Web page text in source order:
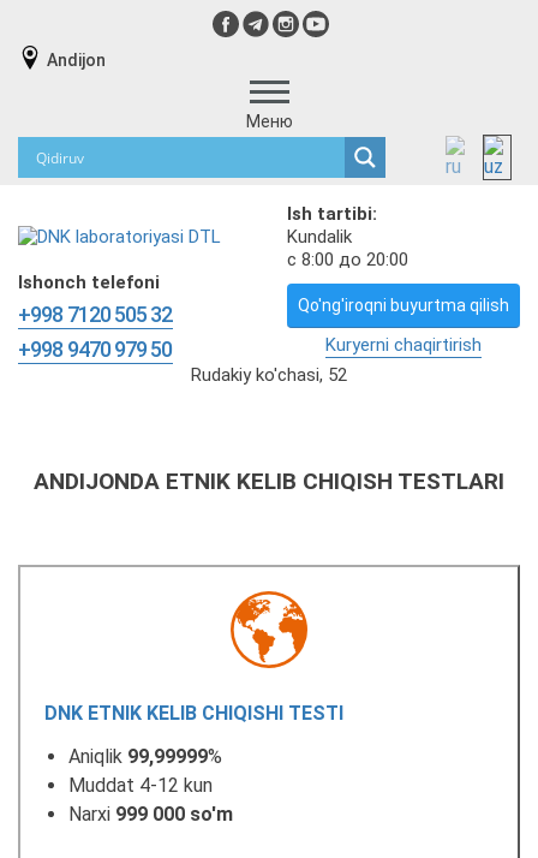
Andijon
Меню
Ish tartibi:
Kundalik
с 8:00 до 20:00
Ishonch telefoni
+998 7120 505 32
+998 9470 979 50
Qo'ng'iroqni buyurtma qilish
Kuryerni chaqirtirish
Rudakiy ko'chasi, 52
ANDIJONDA ETNIK KELIB CHIQISH TESTLARI
DNK ETNIK KELIB CHIQISHI TESTI
Aniqlik 99,99999%
Muddat 4-12 kun
Narxi 999 000 so'm